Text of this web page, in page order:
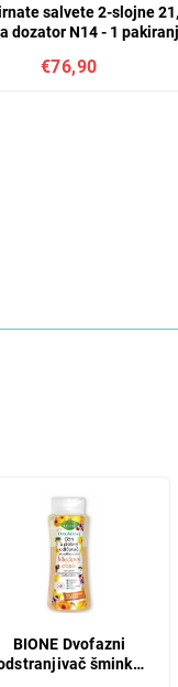
salvete 2-slojne
dozator N14 - 1
€76,90
BIONE Dvofazni
šminke